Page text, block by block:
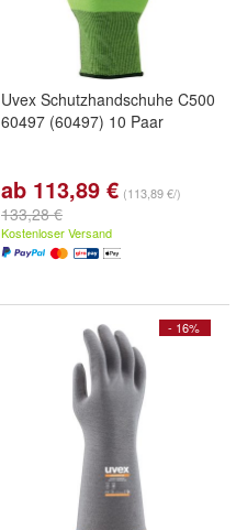
Uvex Schutzhandschuhe C500
60497 (60497) 10 Paar
ab 113,89 € (113,89 €/)
133,28 €
Kostenloser Versand
- 16%